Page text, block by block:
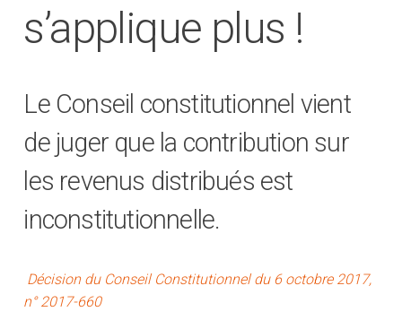
s’applique plus !
Le Conseil constitutionnel vient
de juger que la contribution sur
les revenus distribués est
inconstitutionnelle.
Décision du Conseil Constitutionnel du 6 octobre 2017,
n° 2017-660